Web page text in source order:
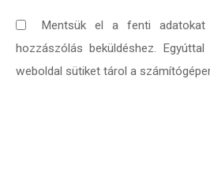
Mentsük el a fenti adatokat
hozzászólás beküldéshez.
weboldal sütiket tárol a